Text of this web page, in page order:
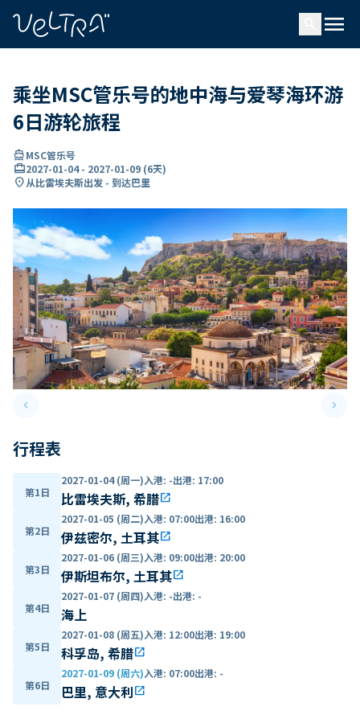
menu
乘坐MSC管乐号的地中海与爱琴海环游
6日游轮旅程
directions_boatMSC管乐号
card_travel2027-01-04- 2027-01-09 (6天)
location_on从比雷埃夫斯出发 - 到达巴里
keyboard_arrow_leftPrevious slide keyboard_arrow_right
行程表
第1日
2027-01-04 (周一)入港: -出港: 17:00
比雷埃夫斯, 希腊open_in_new
第2日
2027-01-05 (周二)入港: 07:00出港: 16:00
伊兹密尔, 土耳其open_in_new
第3日
2027-01-06 (周三)入港: 09:00出港: 20:00
伊斯坦布尔, 土耳其open_in_new
第4日
2027-01-07 (周四)入港: -出港: -
海上
第5日
2027-01-08 (周五)入港: 12:00出港: 19:00
科孚岛, 希腊open_in_new
第6日
2027-01-09 (周六)入港: 07:00出港: -
巴里, 意大利open_in_new